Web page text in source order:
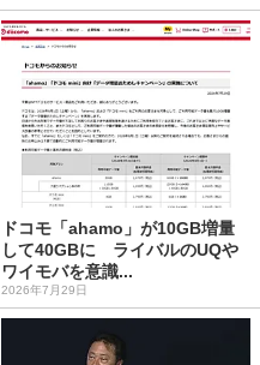
ドコモ「ahamo」が10GB増量
して40GBに ライバルのUQや
ワイモバを意識...
2026年7月29日